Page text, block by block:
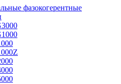
фазокогерентные